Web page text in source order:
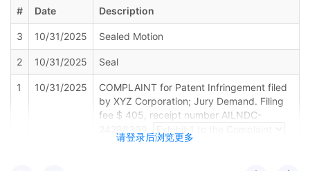
请登录后浏览更多
# Date Description
3 10/31/2025 Sealed Motion
2 10/31/2025 Seal
1 10/31/2025
COMPLAINT for Patent Infringement filed
by XYZ Corporation; Jury Demand. Filing
fee $ 405, receipt number AILNDC-